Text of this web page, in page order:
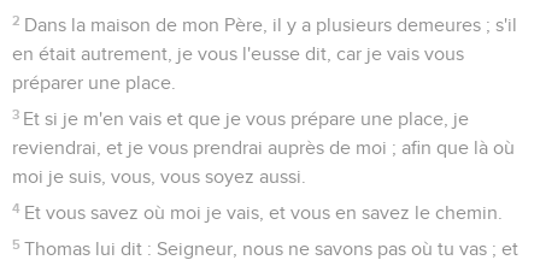
2 Dans la maison de mon Père, il y a plusieurs demeures ; s'il
en était autrement, je vous l'eusse dit, car je vais vous
préparer une place.
3 Et si je m'en vais et que je vous prépare une place, je
reviendrai, et je vous prendrai auprès de moi ; afin que là où
moi je suis, vous, vous soyez aussi.
4 Et vous savez où moi je vais, et vous en savez le chemin.
5 Thomas lui dit : Seigneur, nous ne savons pas où tu vas ; et